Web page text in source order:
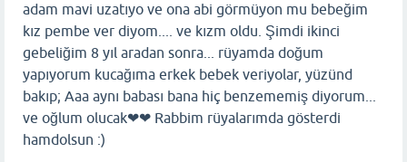
adam mavi uzatıyo ve ona abi görmüyon mu bebeğim
kız pembe ver diyom.... ve kızm oldu. Şimdi ikinci
gebeliğim 8 yıl aradan sonra... rüyamda doğum
yapıyorum kucağıma erkek bebek veriyolar, yüzünd
bakıp; Aaa aynı babası bana hiç benzememiş diyorum...
ve oğlum olucak❤❤ Rabbim rüyalarımda gösterdi
hamdolsun :)